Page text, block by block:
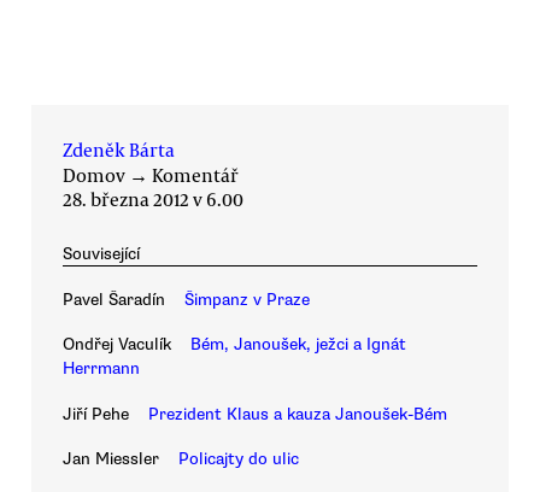
Zdeněk Bárta
Domov → Komentář
28. března 2012 v 6.00
Související
Pavel Šaradín Šimpanz v Praze
Ondřej Vaculík
Bém, Janoušek, ježci a Ignát
Herrmann
Jiří Pehe Prezident Klaus a kauza Janoušek-Bém
Jan Miessler Policajty do ulic